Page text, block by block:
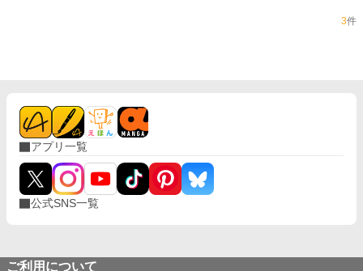
3件
アプリ一覧
公式SNS一覧
ご利用について